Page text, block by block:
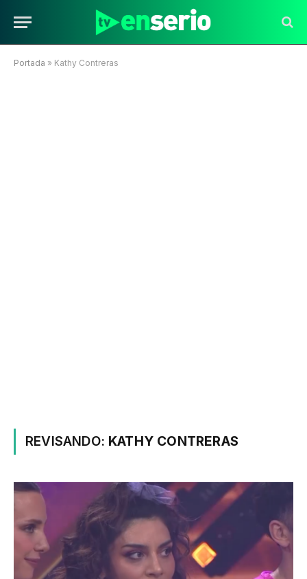
Portada » Kathy Contreras
REVISANDO: KATHY CONTRERAS